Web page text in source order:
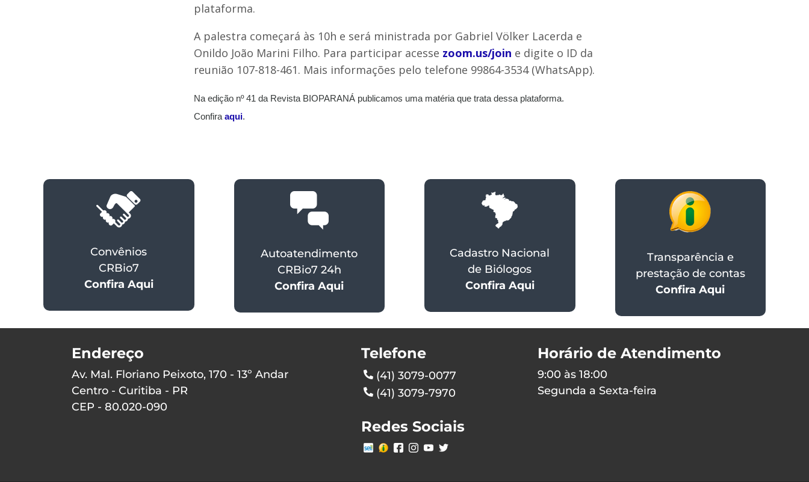
plataforma.
A palestra começará às 10h e será ministrada por Gabriel Völker Lacerda e
Onildo João Marini Filho. Para participar acesse zoom.us/join e digite o ID da
reunião 107-818-461. Mais informações pelo telefone 99864-3534 (WhatsApp).
Na edição nº 41 da Revista BIOPARANÁ publicamos uma matéria que trata dessa plataforma.
Confira aqui.
Convênios
CRBio7
Confira Aqui
Autoatendimento
CRBio7 24h
Confira Aqui
Cadastro Nacional
de Biólogos
Confira Aqui
Transparência e
prestação de contas
Confira Aqui
Endereço
Av. Mal. Floriano Peixoto, 170 - 13º Andar
Centro - Curitiba - PR
CEP - 80.020-090
Telefone
(41) 3079-0077
(41) 3079-7970
Redes Sociais
Horário de Atendimento
9:00 às 18:00
Segunda a Sexta-feira